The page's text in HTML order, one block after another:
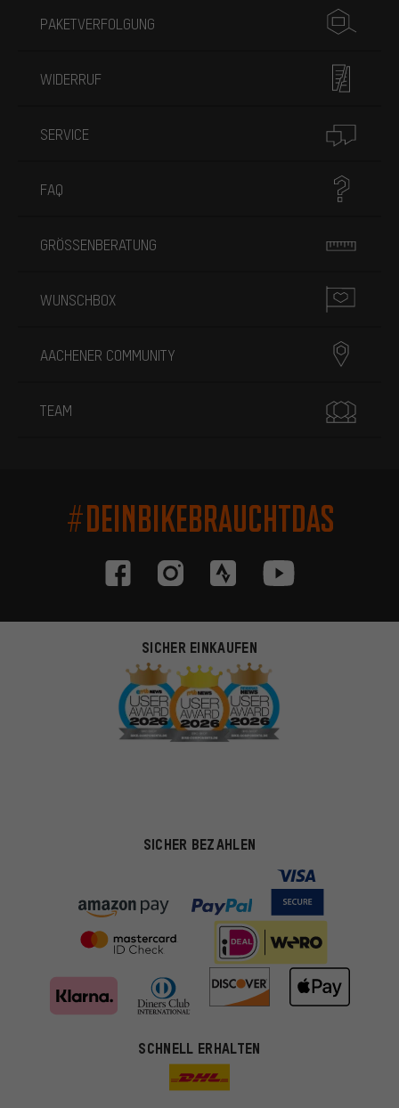
PAKETVERFOLGUNG
WIDERRUF
SERVICE
FAQ
GRÖSSENBERATUNG
WUNSCHBOX
AACHENER COMMUNITY
TEAM
#DEINBIKEBRAUCHTDAS
SICHER EINKAUFEN
SICHER BEZAHLEN
SCHNELL ERHALTEN